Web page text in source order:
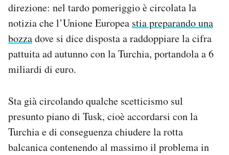
direzione: nel tardo pomeriggio è circolata la
notizia che l’Unione Europea stia preparando una
bozzadove si dice disposta a raddoppiare la cifra
pattuita ad autunno con la Turchia, portandola a 6
miliardi di euro.
Sta già circolando qualche scetticismo sul
presunto piano di Tusk, cioè accordarsi con la
Turchia e di conseguenza chiudere la rotta
balcanica contenendo al massimo il problema in